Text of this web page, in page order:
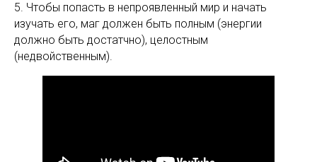
5. Чтобы попасть в непроявленный мир и начать
изучать его, маг должен быть полным (энергии
должно быть достатчно), целостным
(недвойственным).